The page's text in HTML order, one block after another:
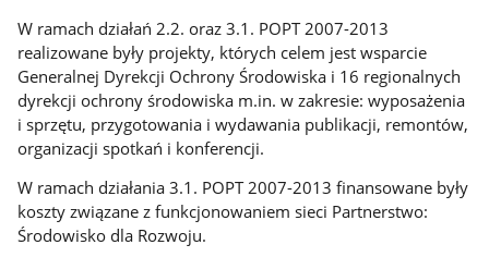
W ramach działań 2.2. oraz 3.1. POPT 2007-2013
realizowane były projekty, których celem jest wsparcie
Generalnej Dyrekcji Ochrony Środowiska i 16 regionalnych
dyrekcji ochrony środowiska m.in. w zakresie: wyposażenia
i sprzętu, przygotowania i wydawania publikacji, remontów,
organizacji spotkań i konferencji.
W ramach działania 3.1. POPT 2007-2013 finansowane były
koszty związane z funkcjonowaniem sieci Partnerstwo:
Środowisko dla Rozwoju.